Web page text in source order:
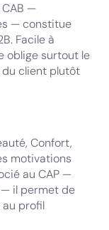
—
— constitue
Facile à
oblige surtout le
client plutôt
Confort,
motivations
au CAP —
— il permet de
profil